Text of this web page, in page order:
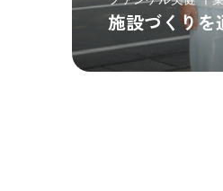
施設づくりを